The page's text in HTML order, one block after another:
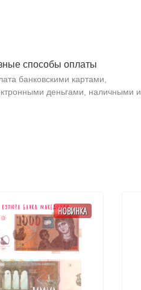
способы оплаты
банковскими картами,
деньгами, наличными и
НОВИНКА